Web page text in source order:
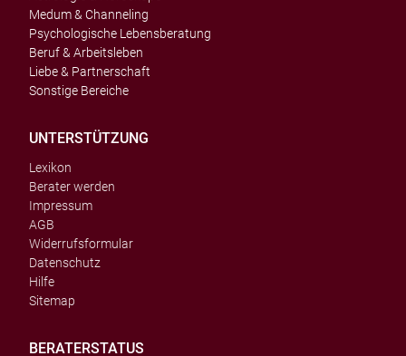
Medum & Channeling
Psychologische Lebensberatung
Beruf & Arbeitsleben
Liebe & Partnerschaft
Sonstige Bereiche
UNTERSTÜTZUNG
Lexikon
Berater werden
Impressum
AGB
Widerrufsformular
Datenschutz
Hilfe
Sitemap
BERATERSTATUS